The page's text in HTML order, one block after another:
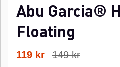
Abu Garcia®
Floating
149kr
119 kr